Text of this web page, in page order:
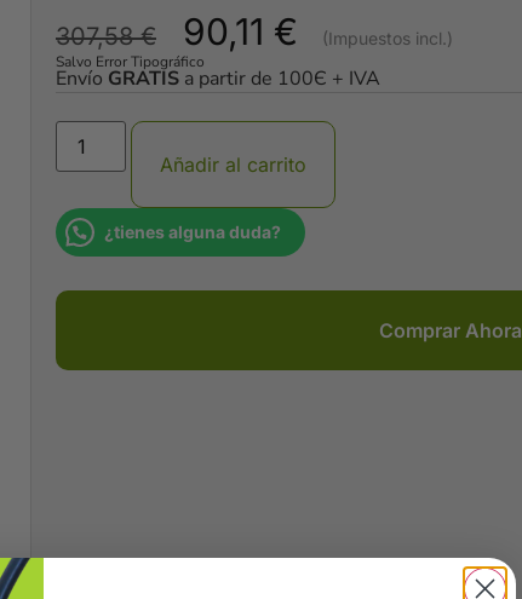
307,58€ 90,11 €
Salvo Error Tipográfico
Envío GRATIS a partir de 100Є + IVA
Añadir al carrito
¿tienes alguna duda?
Comprar Ahora